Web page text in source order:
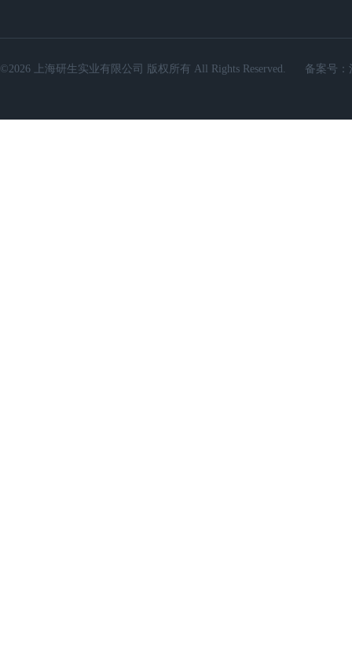
©2026 上海研生实业有限公司 版权所有 All Rights Reserved. 备案号：